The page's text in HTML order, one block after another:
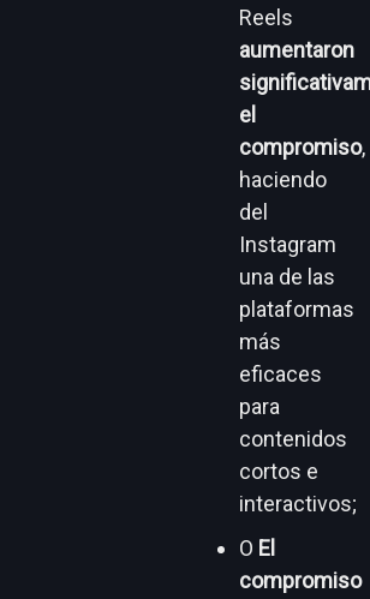
Reels
aumentaron
el
compromiso,
haciendo
del
Instagram
una de las
plataformas
más
eficaces
para
contenidos
cortos e
interactivos;
O El
compromiso